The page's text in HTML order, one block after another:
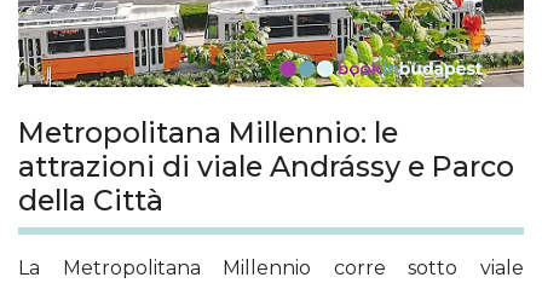
Metropolitana Millennio: le
attrazioni di viale Andrássy e Parco
della Città
La Metropolitana Millennio corre sotto viale